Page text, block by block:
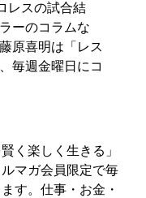
レスの試合結
ーのコラムな
原喜明は「レス
毎週金曜日にコ
く楽しく生きる」
マガ会員限定で毎
す。仕事・お金・